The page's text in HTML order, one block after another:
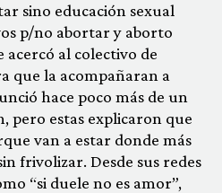
sino educación sexual
p/no abortar y aborto
acercó al colectivo de
que la acompañaran a
hace poco más de un
pero estas explicaron que
van a estar donde más
frivolizar. Desde sus redes
“si duele no es amor”,